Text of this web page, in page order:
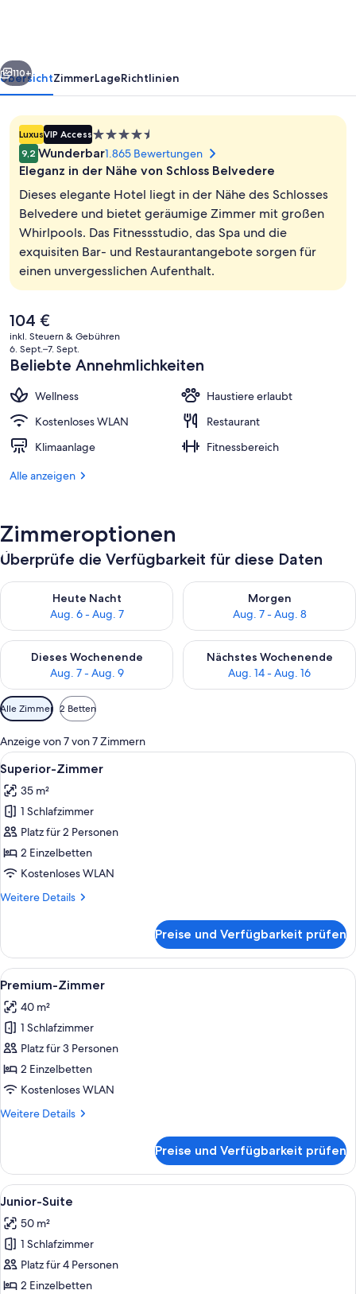
Außenbereich
Weiter
110+
ÜbersichtZimmerLageRichtlinien
LuxusVIP Access4.5-
Sterne-
Unterkunft
9,2 Wunderbar1.865 Bewertungen
Eleganz in der Nähe von Schloss Belvedere
Dieses elegante Hotel liegt in der Nähe des Schlosses
Belvedere und bietet geräumige Zimmer mit großen
Whirlpools. Das Fitnessstudio, das Spa und die
exquisiten Bar- und Restaurantangebote sorgen für
einen unvergesslichen Aufenthalt.
Der
aktuelle
Preis
beträgt
104 €.
104 €
inkl. Steuern & Gebühren
6. Sept.–7. Sept.
Beliebte Annehmlichkeiten
Wellness
Haustiere erlaubt
Kostenloses WLAN
Restaurant
Klimaanlage
Fitnessbereich
Alle anzeigen
Zimmeroptionen
Überprüfe die Verfügbarkeit für diese Daten
Heute Nacht
Aug. 6 - Aug. 7
Überprüfe die Verfügbarkeit für heute Nacht, Aug. 6 - Aug. 7.
Morgen
Aug. 7 - Aug. 8
Überprüfe die Verfügbarkeit
Dieses Wochenende
Aug. 7 - Aug. 9
Überprüfe die Verfügbarkeit für dieses Wochenende, Aug. 7
Nächstes Wochenende
Aug. 14 - Aug. 16
Überprüfe die Verfügbarkeit
Verfügbare
Filter
für
Zimmer
Alle Zimmer 2 Betten
Anzeige von 7 von 7 Zimmern
Alle
Fotos
für
Superior-
Zimmer
anzeigen
Ein Hotelzimmer mit einem Bett,
13
Superior-Zimmer
35 m²
1 Schlafzimmer
Platz für 2 Personen
2 Einzelbetten
Kostenloses WLAN
Weitere Details
Weitere
Zimmer
Preise und Verfügbarkeit prüfen
Alle
Fotos
für
Premium-
Zimmer
anzeigen
Ein Hotelzimmer mit einer Couch,
9
Premium-Zimmer
40 m²
1 Schlafzimmer
Platz für 3 Personen
2 Einzelbetten
Kostenloses WLAN
Weitere Details
Weitere
Zimmer
Preise und Verfügbarkeit prüfen
Alle
Fotos
für
Junior-
Suite
anzeigen
Ein Hotelzimmer mit einem Bett,
23
Junior-Suite
50 m²
1 Schlafzimmer
Platz für 4 Personen
2 Einzelbetten